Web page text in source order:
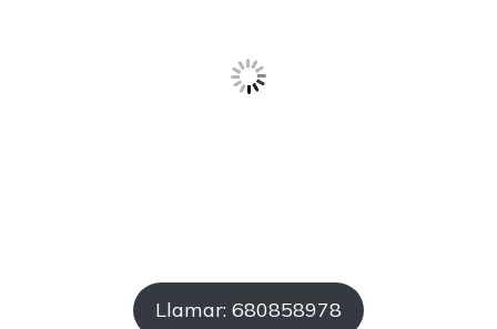
Llamar: 680858978